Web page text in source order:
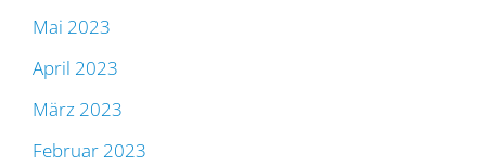
Mai 2023
April 2023
März 2023
Februar 2023